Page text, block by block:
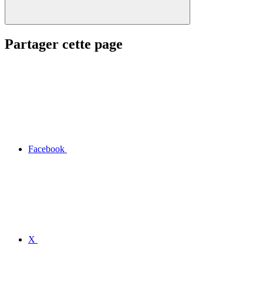
Partager cette page
Facebook
X